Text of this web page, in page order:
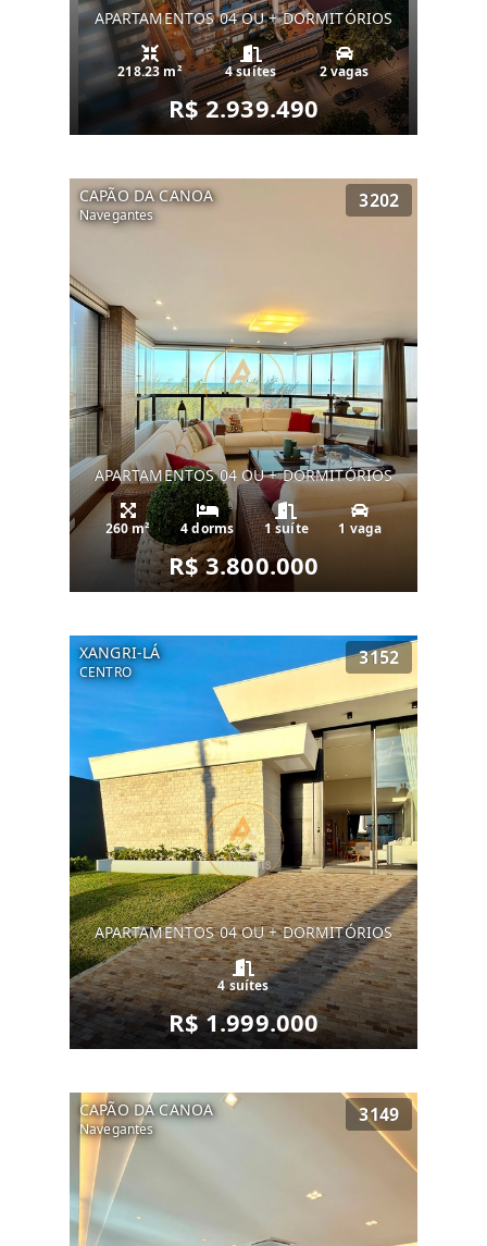
APARTAMENTOS 04 OU + DORMITÓRIOS
218.23 m² 4 suítes 2 vagas
R$ 2.939.490
CAPÃO DA CANOA
Navegantes
3202
APARTAMENTOS 04 OU + DORMITÓRIOS
260 m² 4 dorms 1 suíte 1 vaga
R$ 3.800.000
XANGRI-LÁ
CENTRO
3152
APARTAMENTOS 04 OU + DORMITÓRIOS
4 suítes
R$ 1.999.000
CAPÃO DA CANOA
Navegantes
3149